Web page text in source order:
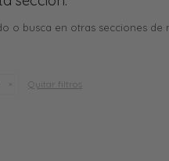
o busca en otras secciones de
Quitar filtros